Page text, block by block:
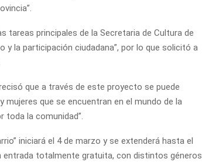
tareas principales de la Secretaria de Cultura de
la participación ciudadana”, por lo que solicitó a
que a través de este proyecto se puede
que se encuentran en el mundo de la
toda la comunidad”.
iniciará el 4 de marzo y se extenderá hasta el
entrada totalmente gratuita, con distintos géneros